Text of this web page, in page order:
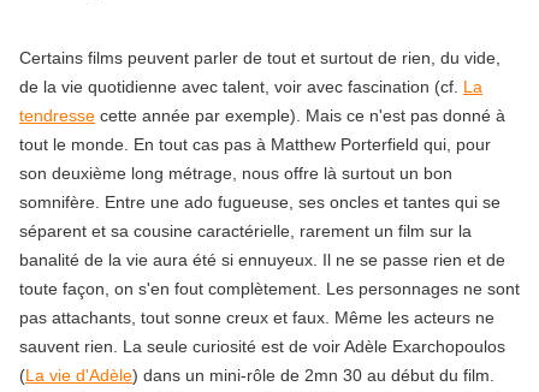
Certains films peuvent parler de tout et surtout de rien, du vide,
de la vie quotidienne avec talent, voir avec fascination (cf. La
tendresse cette année par exemple). Mais ce n'est pas donné à
tout le monde. En tout cas pas à Matthew Porterfield qui, pour
son deuxième long métrage, nous offre là surtout un bon
somnifère. Entre une ado fugueuse, ses oncles et tantes qui se
séparent et sa cousine caractérielle, rarement un film sur la
banalité de la vie aura été si ennuyeux. Il ne se passe rien et de
toute façon, on s'en fout complètement. Les personnages ne sont
pas attachants, tout sonne creux et faux. Même les acteurs ne
sauvent rien. La seule curiosité est de voir Adèle Exarchopoulos
(La vie d'Adèle) dans un mini-rôle de 2mn 30 au début du film.